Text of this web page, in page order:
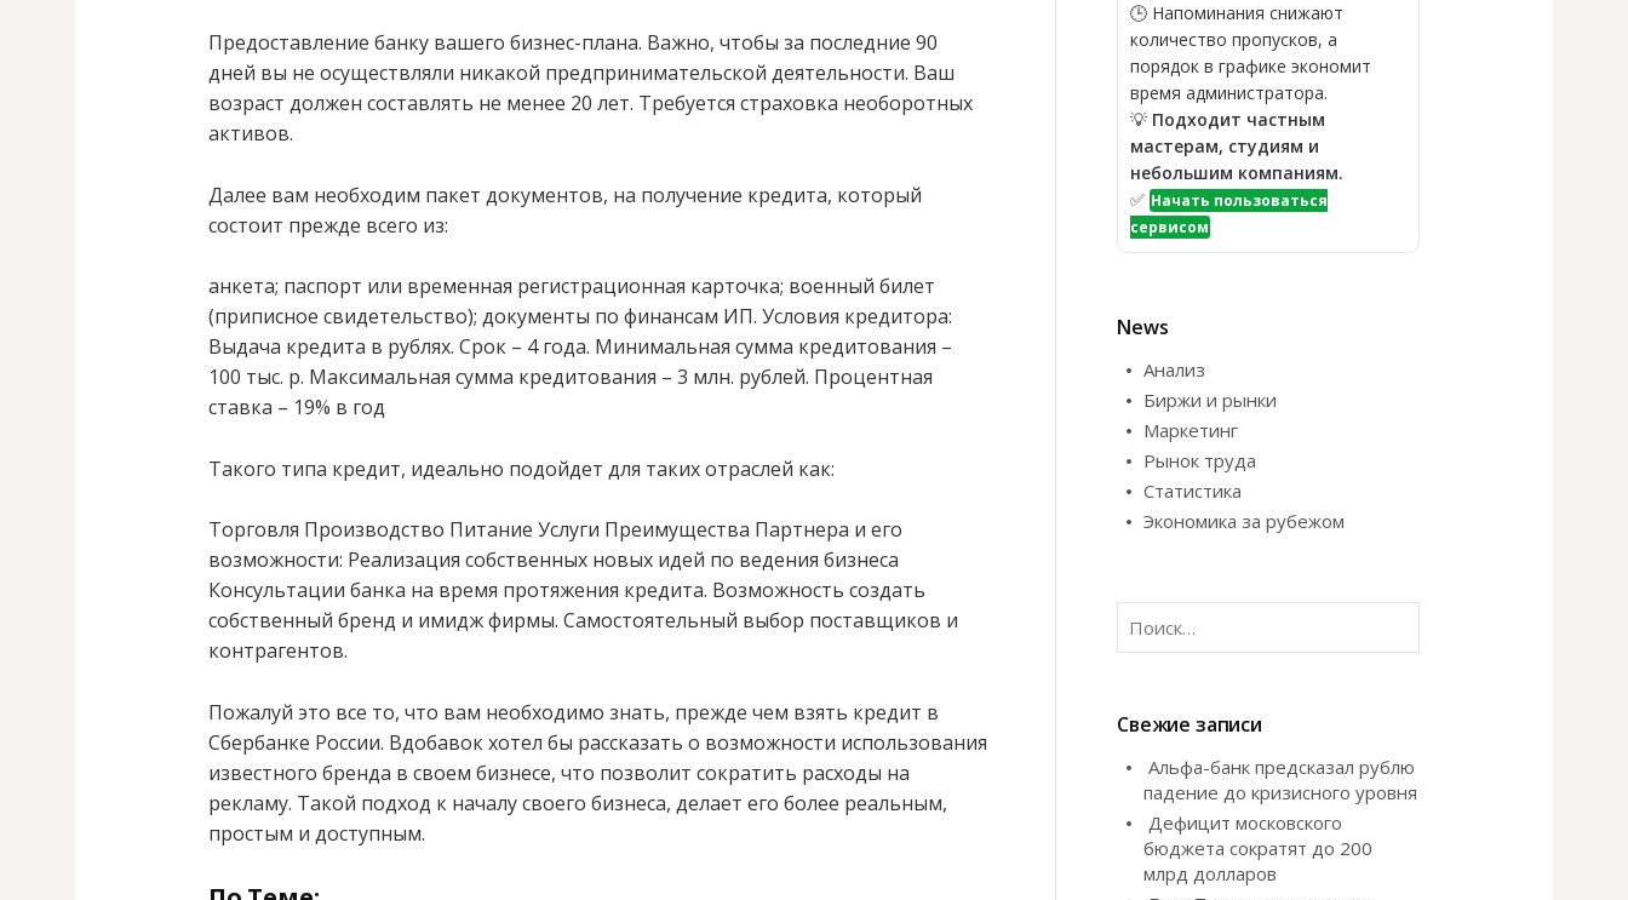
Предоставление банку вашего бизнес-плана. Важно, чтобы за последние 90
дней вы не осуществляли никакой предпринимательской деятельности. Ваш
возраст должен составлять не менее 20 лет. Требуется страховка необоротных
активов.
Далее вам необходим пакет документов, на получение кредита, который
состоит прежде всего из:
анкета; паспорт или временная регистрационная карточка; военный билет
(приписное свидетельство); документы по финансам ИП. Условия кредитора:
Выдача кредита в рублях. Срок – 4 года. Минимальная сумма кредитования –
100 тыс. р. Максимальная сумма кредитования – 3 млн. рублей. Процентная
ставка – 19% в год
Такого типа кредит, идеально подойдет для таких отраслей как:
Торговля Производство Питание Услуги Преимущества Партнера и его
возможности: Реализация собственных новых идей по ведения бизнеса
Консультации банка на время протяжения кредита. Возможность создать
собственный бренд и имидж фирмы. Самостоятельный выбор поставщиков и
контрагентов.
Пожалуй это все то, что вам необходимо знать, прежде чем взять кредит в
Сбербанке России. Вдобавок хотел бы рассказать о возможности использования
известного бренда в своем бизнесе, что позволит сократить расходы на
рекламу. Такой подход к началу своего бизнеса, делает его более реальным,
простым и доступным.
🕒 Напоминания снижают
количество пропусков, а
порядок в графике экономит
время администратора.
💡 Подходит частным
мастерам, студиям и
небольшим компаниям.
✅ Начать пользоваться
сервисом
News
Анализ
Биржи и рынки
Маркетинг
Рынок труда
Статистика
Экономика за рубежом
Н
и
Свежие записи
Альфа-банк предсказал рублю
падение до кризисного уровня
Дефицит московского
бюджета сократят до 200
млрд долларов